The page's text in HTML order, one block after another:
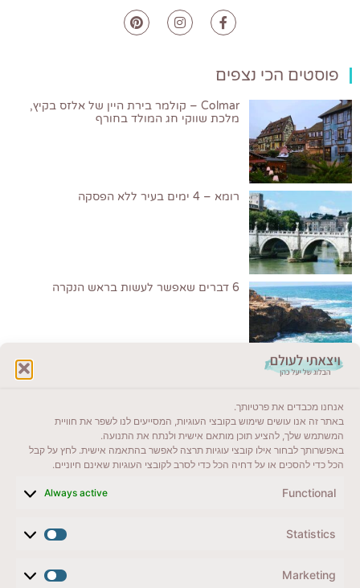
אנחנו מכבדים את פרטיותך.
באתר זה אנו עושים שימוש בקובצי העוגיות, המסייעים לנו לשפר את חוויית
המשתמש שלך, להציע תוכן מותאם אישית ולנתח את התנועה.
באפשרותך לבחור אילו קובצי עוגיות תרצה לאפשר בהתאמה אישית. לחץ על קבל
הכל כדי להסכים או על דחיה הכל כדי לסרב לקובצי העוגיות שאינם חיוניים.
Functional
Always active
Statistics
Marketing
פוסטים הכי נצפים
Colmar – קולמר בירת היין של אלזס בקיץ,
מלכת שווקי חג המולד בחורף
רומא – 4 ימים בעיר ללא הפסקה
6 דברים שאפשר לעשות בראש הנקרה
ייעדים מומלצים
מדריכים ועזרים
לשליחת הודעת וואטסאפ
veyatsati.laolam@gmail.com